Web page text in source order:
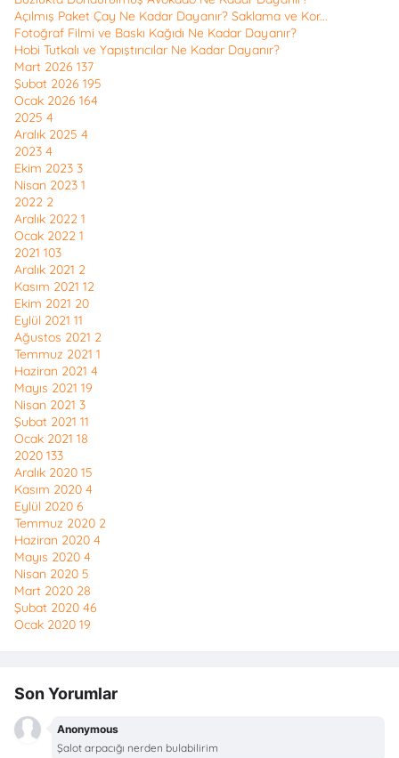
Açılmış Paket Çay Ne Kadar Dayanır? Saklama ve Kor...
Fotoğraf Filmi ve Baskı Kağıdı Ne Kadar Dayanır?
Hobi Tutkalı ve Yapıştırıcılar Ne Kadar Dayanır?
Mart 2026 137
Şubat 2026 195
Ocak 2026 164
2025 4
Aralık 2025 4
2023 4
Ekim 2023 3
Nisan 2023 1
2022 2
Aralık 2022 1
Ocak 2022 1
2021 103
Aralık 2021 2
Kasım 2021 12
Ekim 2021 20
Eylül 2021 11
Ağustos 2021 2
Temmuz 2021 1
Haziran 2021 4
Mayıs 2021 19
Nisan 2021 3
Şubat 2021 11
Ocak 2021 18
2020 133
Aralık 2020 15
Kasım 2020 4
Eylül 2020 6
Temmuz 2020 2
Haziran 2020 4
Mayıs 2020 4
Nisan 2020 5
Mart 2020 28
Şubat 2020 46
Ocak 2020 19
Son Yorumlar
Anonymous
Şalot arpacığı nerden bulabilirim